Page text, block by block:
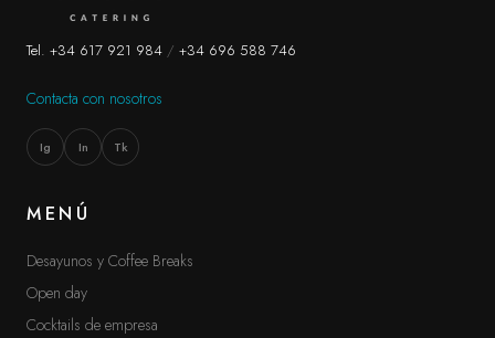
info@flordesalcatering.es
Madrid, España
Tel. +34 617 921 984 / +34 696 588 746
Contacta con nosotros
Ig In Tk
MENÚ
Desayunos y Coffee Breaks
Open day
Cocktails de empresa